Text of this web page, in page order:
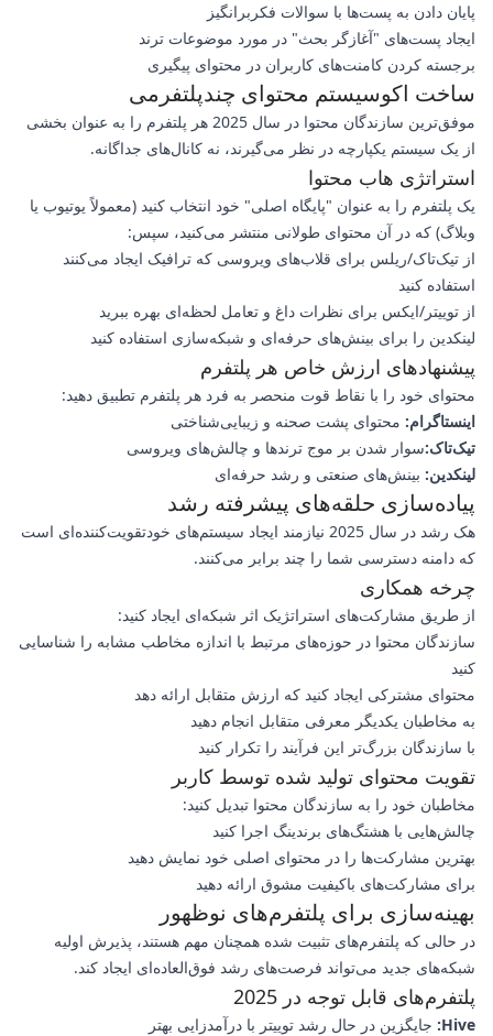
پایان دادن به پست‌ها با سوالات فکربرانگیز
ایجاد پست‌های "آغازگر بحث" در مورد موضوعات ترند
برجسته کردن کامنت‌های کاربران در محتوای پیگیری
ساخت اکوسیستم محتوای چندپلتفرمی
موفق‌ترین سازندگان محتوا در سال 2025 هر پلتفرم را به عنوان بخشی
از یک سیستم یکپارچه در نظر می‌گیرند، نه کانال‌های جداگانه.
استراتژی هاب محتوا
یک پلتفرم را به عنوان "پایگاه اصلی" خود انتخاب کنید (معمولاً یوتیوب یا
وبلاگ) که در آن محتوای طولانی منتشر می‌کنید، سپس:
از تیک‌تاک/ریلس برای قلاب‌های ویروسی که ترافیک ایجاد می‌کنند
استفاده کنید
از توییتر/ایکس برای نظرات داغ و تعامل لحظه‌ای بهره ببرید
لینکدین را برای بینش‌های حرفه‌ای و شبکه‌سازی استفاده کنید
پیشنهادهای ارزش خاص هر پلتفرم
محتوای خود را با نقاط قوت منحصر به فرد هر پلتفرم تطبیق دهید:
اینستاگرام: محتوای پشت صحنه و زیبایی‌شناختی
تیک‌تاک:سوار شدن بر موج ترندها و چالش‌های ویروسی
لینکدین: بینش‌های صنعتی و رشد حرفه‌ای
پیاده‌سازی حلقه‌های پیشرفته رشد
هک رشد در سال 2025 نیازمند ایجاد سیستم‌های خودتقویت‌کننده‌ای است
که دامنه دسترسی شما را چند برابر می‌کنند.
چرخه همکاری
از طریق مشارکت‌های استراتژیک اثر شبکه‌ای ایجاد کنید:
سازندگان محتوا در حوزه‌های مرتبط با اندازه مخاطب مشابه را شناسایی
کنید
محتوای مشترکی ایجاد کنید که ارزش متقابل ارائه دهد
به مخاطبان یکدیگر معرفی متقابل انجام دهید
با سازندگان بزرگ‌تر این فرآیند را تکرار کنید
تقویت محتوای تولید شده توسط کاربر
مخاطبان خود را به سازندگان محتوا تبدیل کنید:
چالش‌هایی با هشتگ‌های برندینگ اجرا کنید
بهترین مشارکت‌ها را در محتوای اصلی خود نمایش دهید
برای مشارکت‌های باکیفیت مشوق ارائه دهید
بهینه‌سازی برای پلتفرم‌های نوظهور
در حالی که پلتفرم‌های تثبیت شده همچنان مهم هستند، پذیرش اولیه
شبکه‌های جدید می‌تواند فرصت‌های رشد فوق‌العاده‌ای ایجاد کند.
پلتفرم‌های قابل توجه در 2025
Hive: جایگزین در حال رشد توییتر با درآمدزایی بهتر